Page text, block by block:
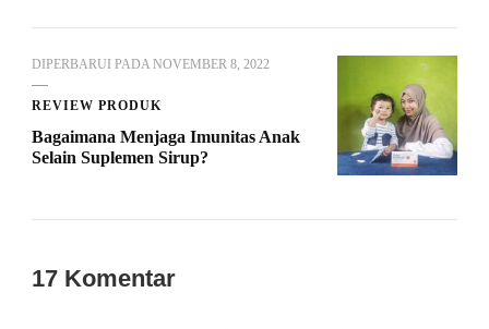
DIPERBARUI PADA NOVEMBER 8, 2022
REVIEW PRODUK
Bagaimana Menjaga Imunitas Anak
Selain Suplemen Sirup?
17 Komentar